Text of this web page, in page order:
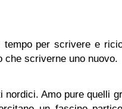
tempo per scrivere e
che scriverne uno nuovo.
nordici. Amo pure quelli